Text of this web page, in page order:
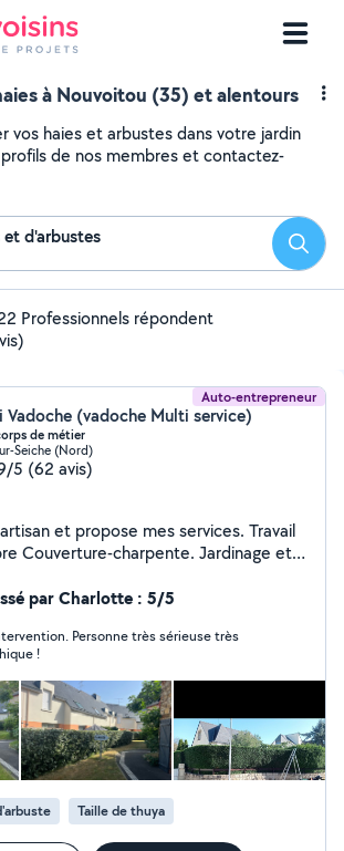
à Nouvoitou (35) et alentours
vos haies et arbustes dans votre jardin
profils de nos membres et contactez-
d'arbustes
Professionnels répondent
Auto-entrepreneur
Vadoche (vadoche Multi service)
de métier
Seiche (Nord)
5 (62 avis)
et propose mes services. Travail
et
toiture, mur et
par Charlotte : 5/5
très sérieuse très
!
Taille de thuya